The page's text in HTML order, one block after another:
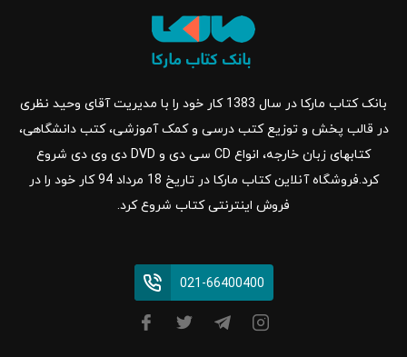
بانک کتاب مارکا در سال 1383 کار خود را با مدیریت آقای وحید نظری
در قالب پخش و توزیع کتب درسی و کمک آموزشی، کتب دانشگاهی،
کتابهای زبان خارجه، انواع CD سی دی و DVD دی وی دی شروع
کرد.فروشگاه آنلاین کتاب مارکا در تاریخ 18 مرداد 94 کار خود را در
فروش اینترنتی کتاب شروع کرد.
021-66400400